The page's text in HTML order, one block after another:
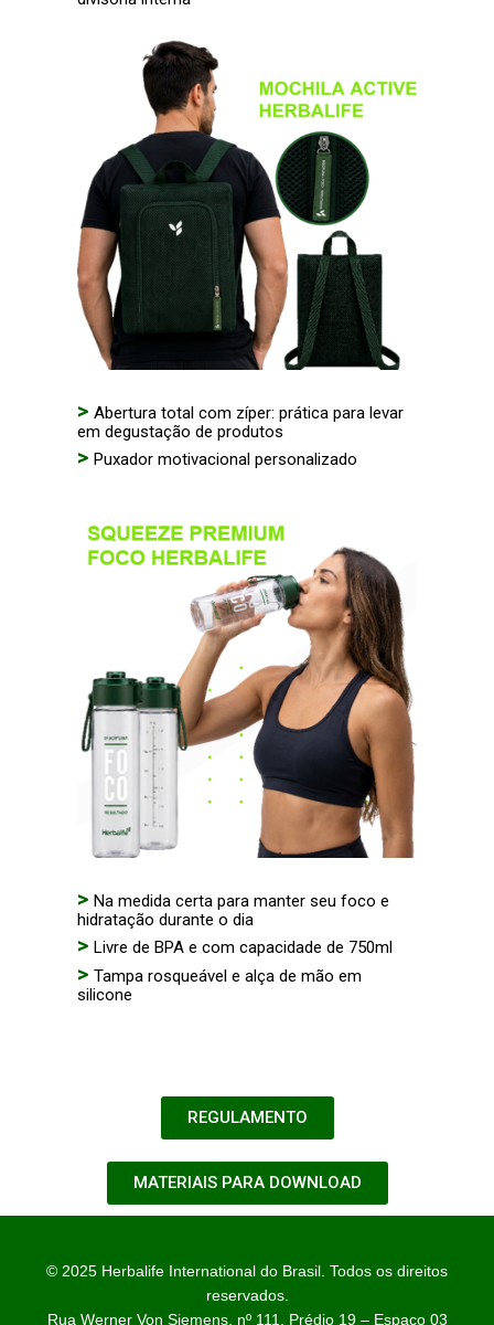
> Abertura total com zíper: prática para levar
em degustação de produtos
> Puxador motivacional personalizado
> Na medida certa para manter seu foco e
hidratação durante o dia
> Livre de BPA e com capacidade de 750ml
> Tampa rosqueável e alça de mão em
silicone
REGULAMENTO
MATERIAIS PARA DOWNLOAD
© 2025 Herbalife International do Brasil. Todos os direitos
reservados.
Rua Werner Von Siemens, nº 111, Prédio 19 – Espaço 03